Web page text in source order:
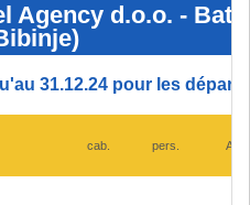
Agency d.o.o. -
31.12.24 pour les
cab. pers.